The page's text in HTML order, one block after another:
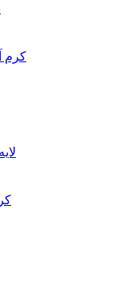
کرم